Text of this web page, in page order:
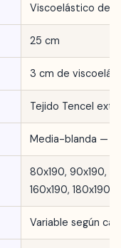
Viscoelástico de
25 cm
3 cm de
Tejido Tencel
Media-blanda —
80x190, 90x190,
160x190, 180x190,
Variable según